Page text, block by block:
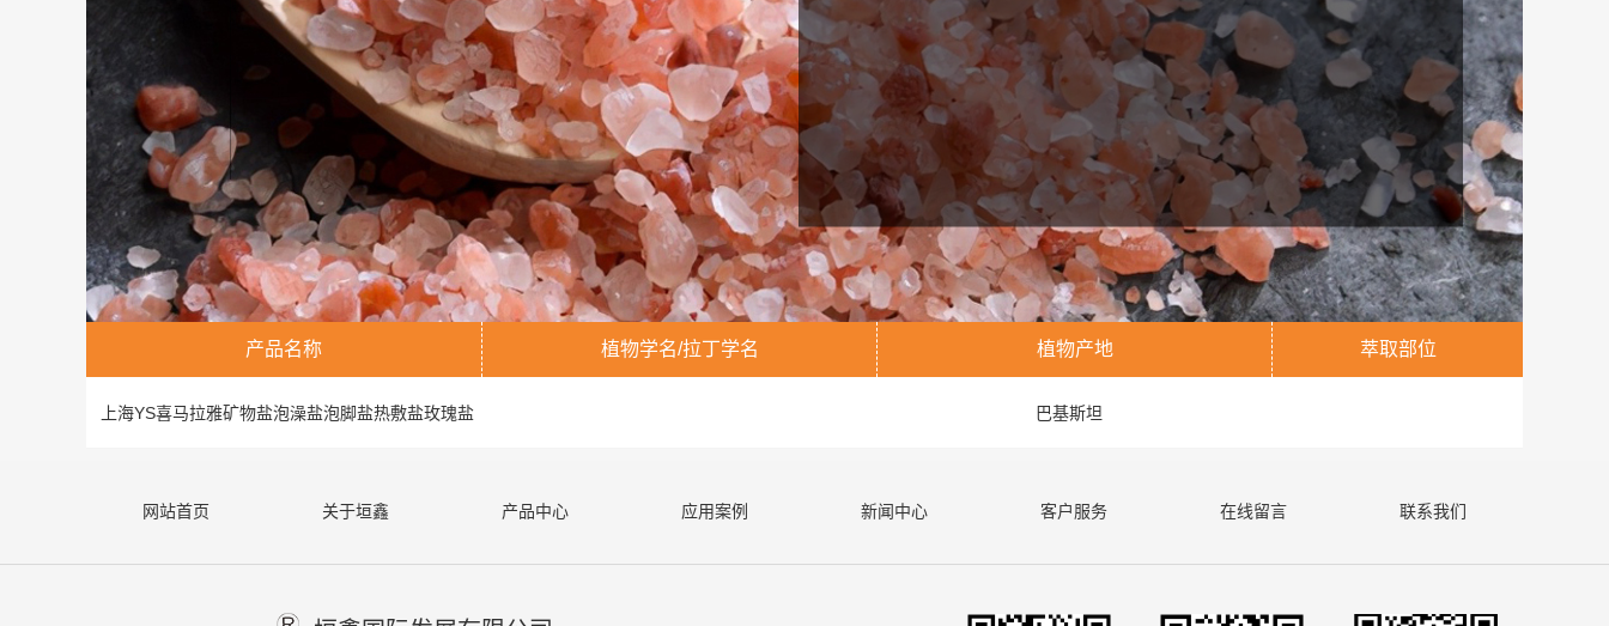
产品名称 植物学名/拉丁学名 植物产地 萃取部位
上海YS喜马拉雅矿物盐泡澡盐泡脚盐热敷盐玫瑰盐 巴基斯坦
网站首页 关于垣鑫 产品中心 应用案例 新闻中心 客户服务 在线留言 联系我们